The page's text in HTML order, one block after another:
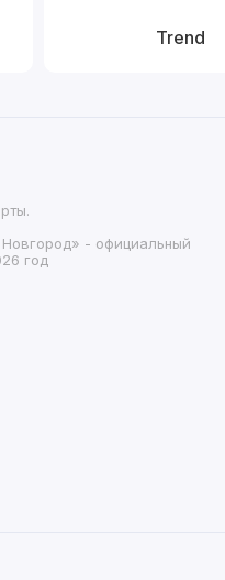
Trend
- официальный
год